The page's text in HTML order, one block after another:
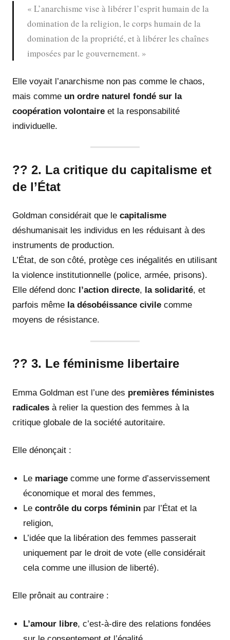
« L’anarchisme vise à libérer l’esprit humain de la
domination de la religion, le corps humain de la
domination de la propriété, et à libérer les chaînes
imposées par le gouvernement. »
Elle voyait l’anarchisme non pas comme le chaos,
mais comme un ordre naturel fondé sur la
coopération volontaire et la responsabilité
individuelle.
?? 2. La critique du capitalisme et
de l’État
Goldman considérait que le capitalisme
déshumanisait les individus en les réduisant à des
instruments de production.
L’État, de son côté, protège ces inégalités en utilisant
la violence institutionnelle (police, armée, prisons).
Elle défend donc
l’action directe, la solidarité, et
parfois même la désobéissance civile comme
moyens de résistance.
?? 3. Le féminisme libertaire
Emma Goldman est l’une des premières féministes
radicales à relier la question des femmes à la
critique globale de la société autoritaire.
Elle dénonçait :
Le mariage comme une forme d’asservissement
économique et moral des femmes,
Lecontrôle du corps féminin par l’État et la
religion,
L’idée que la libération des femmes passerait
uniquement par le droit de vote (elle considérait
cela comme une illusion de liberté).
Elle prônait au contraire :
L’amour libre, c’est-à-dire des relations fondées